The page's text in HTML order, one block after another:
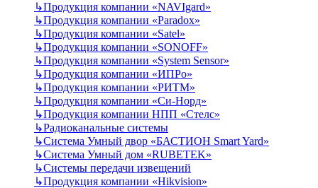
↳Продукция компании «NAVIgard»
↳Продукция компании «Paradox»
↳Продукция компании «Satel»
↳Продукция компании «SONOFF»
↳Продукция компании «System Sensor»
↳Продукция компании «ИПРо»
↳Продукция компании «РИТМ»
↳Продукция компании «Си-Норд»
↳Продукция компании НПП «Стелс»
↳Радиоканальные системы
↳Система Умный двор «БАСТИОН Smart Yard»
↳Система Умный дом «RUBETEK»
↳Системы передачи извещений
↳Продукция компании «Hikvision»